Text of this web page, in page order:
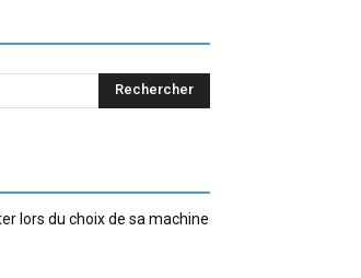
lors du choix de sa machine